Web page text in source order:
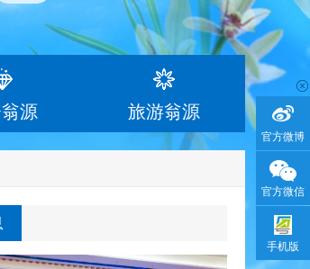
官方微博
官方微信
手机版
源 旅游翁源